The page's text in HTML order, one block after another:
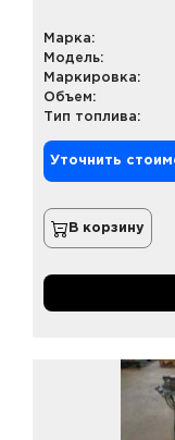
Марка:
Модель:
Маркировка:
Объем:
Тип топлива:
Уточнить
В корзину